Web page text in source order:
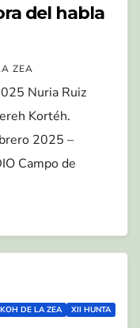
del habla
ZEA
Nuria Ruiz
Kortéh.
2025 –
Campo de
DE LA ZEA XII HUNTA